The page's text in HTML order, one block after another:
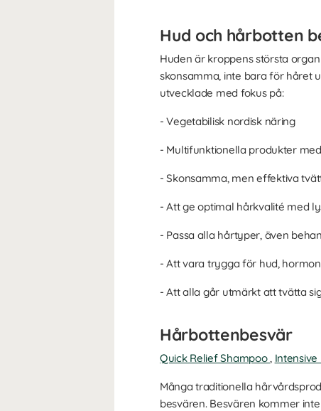
Hud och hårbotten
Huden är kroppens största
skonsamma, inte bara för håret
utvecklade med fokus på:
- Vegetabilisk nordisk näring
- Multifunktionella produkter
- Skonsamma, men effektiva
- Att ge optimal hårkvalité med
- Passa alla hårtyper, även
- Att vara trygga för hud,
- Att alla går utmärkt att tvätta
Hårbottenbesvär
Quick Relief Shampoo,
Många traditionella
besvären. Besvären kommer